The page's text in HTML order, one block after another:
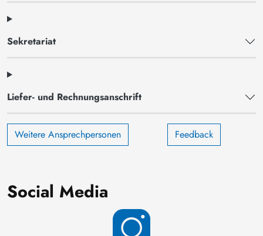
Sekretariat
Liefer- und Rechnungsanschrift
Weitere Ansprechpersonen Feedback
Social Media